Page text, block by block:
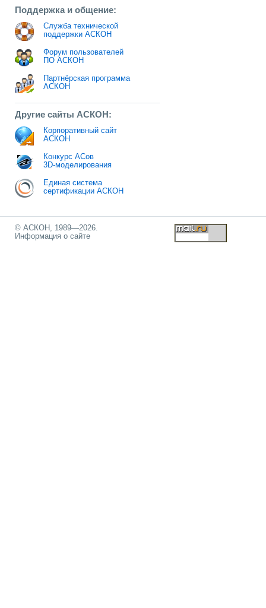
Поддержка и общение:
Служба технической
поддержки АСКОН
Форум пользователей
ПО АСКОН
Партнёрская программа
АСКОН
Другие сайты АСКОН:
Корпоративный сайт
АСКОН
Конкурс АСов
3D-моделирования
Единая система
сертификации АСКОН
© АСКОН, 1989—2026.
Информация о сайте